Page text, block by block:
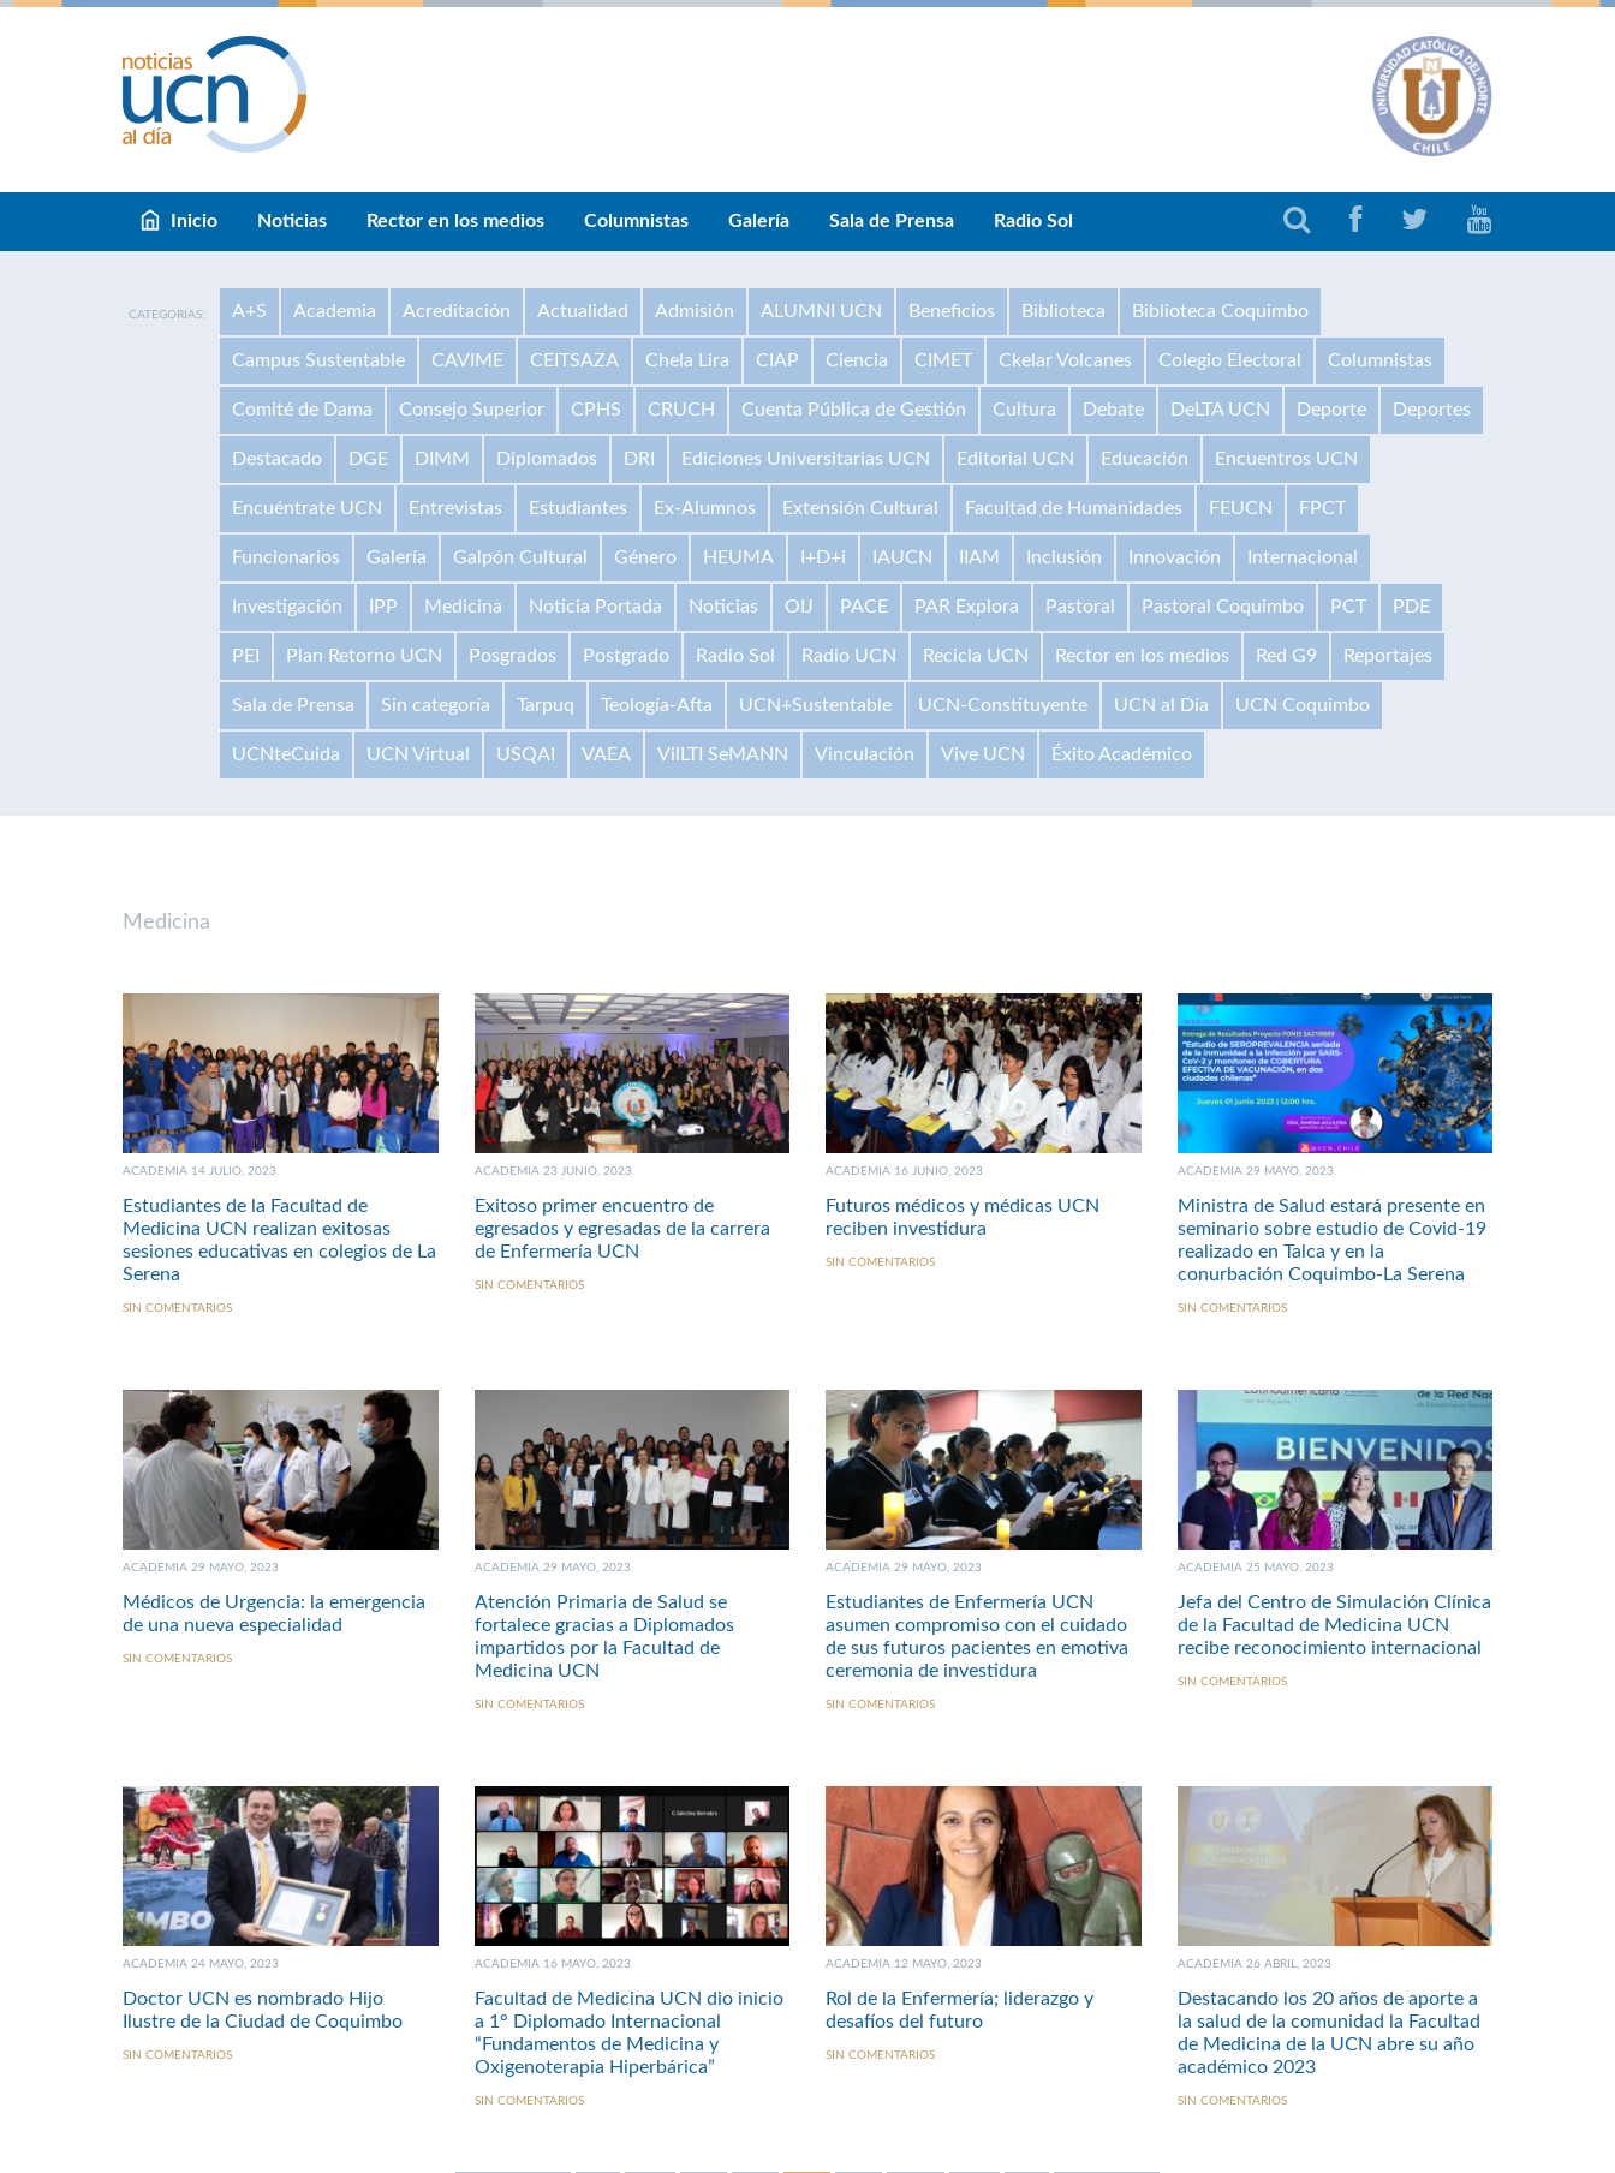
Inicio Noticias Rector en los medios Columnistas Galería Sala de Prensa Radio Sol
CATEGORIAS: A+S Academia Acreditación Actualidad Admisión ALUMNI UCN Beneficios Biblioteca Biblioteca Coquimbo
Campus Sustentable CAVIME CEITSAZA Chela Lira CIAP Ciencia CIMET Ckelar Volcanes Colegio Electoral Columnistas
Comité de Dama Consejo Superior CPHS CRUCH Cuenta Pública de Gestión Cultura Debate DeLTA UCN Deporte Deportes
Destacado DGE DIMM Diplomados DRI Ediciones Universitarias UCN Editorial UCN Educación Encuentros UCN
Encuéntrate UCN Entrevistas Estudiantes Ex-Alumnos Extensión Cultural Facultad de Humanidades FEUCN FPCT
Funcionarios Galería Galpón Cultural Género HEUMA I+D+i IAUCN IIAM Inclusión Innovación Internacional
Investigación IPP Medicina Noticia Portada Noticias OIJ PACE PAR Explora Pastoral Pastoral Coquimbo PCT PDE
PEI Plan Retorno UCN Posgrados Postgrado Radio Sol Radio UCN Recicla UCN Rector en los medios Red G9 Reportajes
Sala de Prensa Sin categoría Tarpuq Teología-Afta UCN+Sustentable UCN-Constituyente UCN al Día UCN Coquimbo
UCNteCuida UCN Virtual USQAI VAEA VilLTI SeMANN Vinculación Vive UCN Éxito Académico
Medicina
ACADEMIA 14 JULIO, 2023
Estudiantes de la Facultad de
Medicina UCN realizan exitosas
sesiones educativas en colegios de La
Serena
SIN COMENTARIOS
ACADEMIA 23 JUNIO, 2023
Exitoso primer encuentro de
egresados y egresadas de la carrera
de Enfermería UCN
SIN COMENTARIOS
ACADEMIA 16 JUNIO, 2023
Futuros médicos y médicas UCN
reciben investidura
SIN COMENTARIOS
ACADEMIA 29 MAYO, 2023
Ministra de Salud estará presente en
seminario sobre estudio de Covid-19
realizado en Talca y en la
conurbación Coquimbo-La Serena
SIN COMENTARIOS
ACADEMIA 29 MAYO, 2023
Médicos de Urgencia: la emergencia
de una nueva especialidad
SIN COMENTARIOS
ACADEMIA 29 MAYO, 2023
Atención Primaria de Salud se
fortalece gracias a Diplomados
impartidos por la Facultad de
Medicina UCN
SIN COMENTARIOS
ACADEMIA 29 MAYO, 2023
Estudiantes de Enfermería UCN
asumen compromiso con el cuidado
de sus futuros pacientes en emotiva
ceremonia de investidura
SIN COMENTARIOS
ACADEMIA 25 MAYO, 2023
Jefa del Centro de Simulación Clínica
de la Facultad de Medicina UCN
recibe reconocimiento internacional
SIN COMENTARIOS
ACADEMIA 24 MAYO, 2023
Doctor UCN es nombrado Hijo
Ilustre de la Ciudad de Coquimbo
SIN COMENTARIOS
ACADEMIA 16 MAYO, 2023
Facultad de Medicina UCN dio inicio
a 1° Diplomado Internacional
“Fundamentos de Medicina y
Oxigenoterapia Hiperbárica”
SIN COMENTARIOS
ACADEMIA 12 MAYO, 2023
Rol de la Enfermería; liderazgo y
desafíos del futuro
SIN COMENTARIOS
ACADEMIA 26 ABRIL, 2023
Destacando los 20 años de aporte a
la salud de la comunidad la Facultad
de Medicina de la UCN abre su año
académico 2023
SIN COMENTARIOS